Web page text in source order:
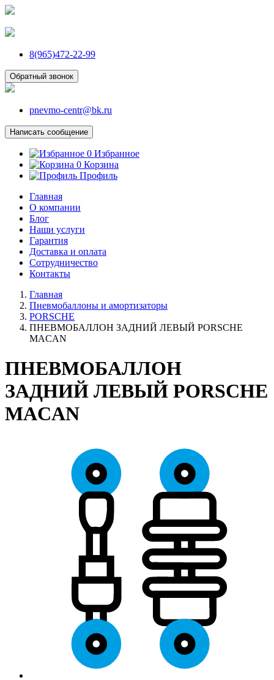
8(965)472-22-99
Обратный звонок
pnevmo-centr@bk.ru
Написать сообщение
0 Избранное
0 Корзина
Профиль
Главная
О компании
Блог
Наши услуги
Гарантия
Доставка и оплата
Сотрудничество
Контакты
Главная
Пневмобаллоны и амортизаторы
PORSCHE
ПНЕВМОБАЛЛОН ЗАДНИЙ ЛЕВЫЙ PORSCHE
MACAN
ПНЕВМОБАЛЛОН
ЗАДНИЙ ЛЕВЫЙ PORSCHE
MACAN